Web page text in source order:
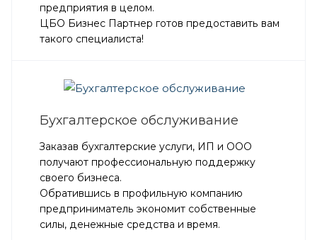
предприятия в целом.
ЦБО Бизнес Партнер готов предоставить вам
такого специалиста!
Бухгалтерское обслуживание
Заказав бухгалтерские услуги, ИП и ООО
получают профессиональную поддержку
своего бизнеса.
Обратившись в профильную компанию
предприниматель экономит собственные
силы, денежные средства и время.